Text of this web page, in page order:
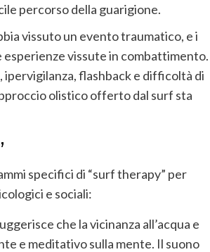
percorso della guarigione.
vissuto un evento traumatico, e i
vissute in combattimento.
ipervigilanza, flashback e difficoltà di
olistico offerto dal surf sta
specifici di “surf therapy” per
e sociali:
che la vicinanza all’acqua e
e meditativo sulla mente. Il suono